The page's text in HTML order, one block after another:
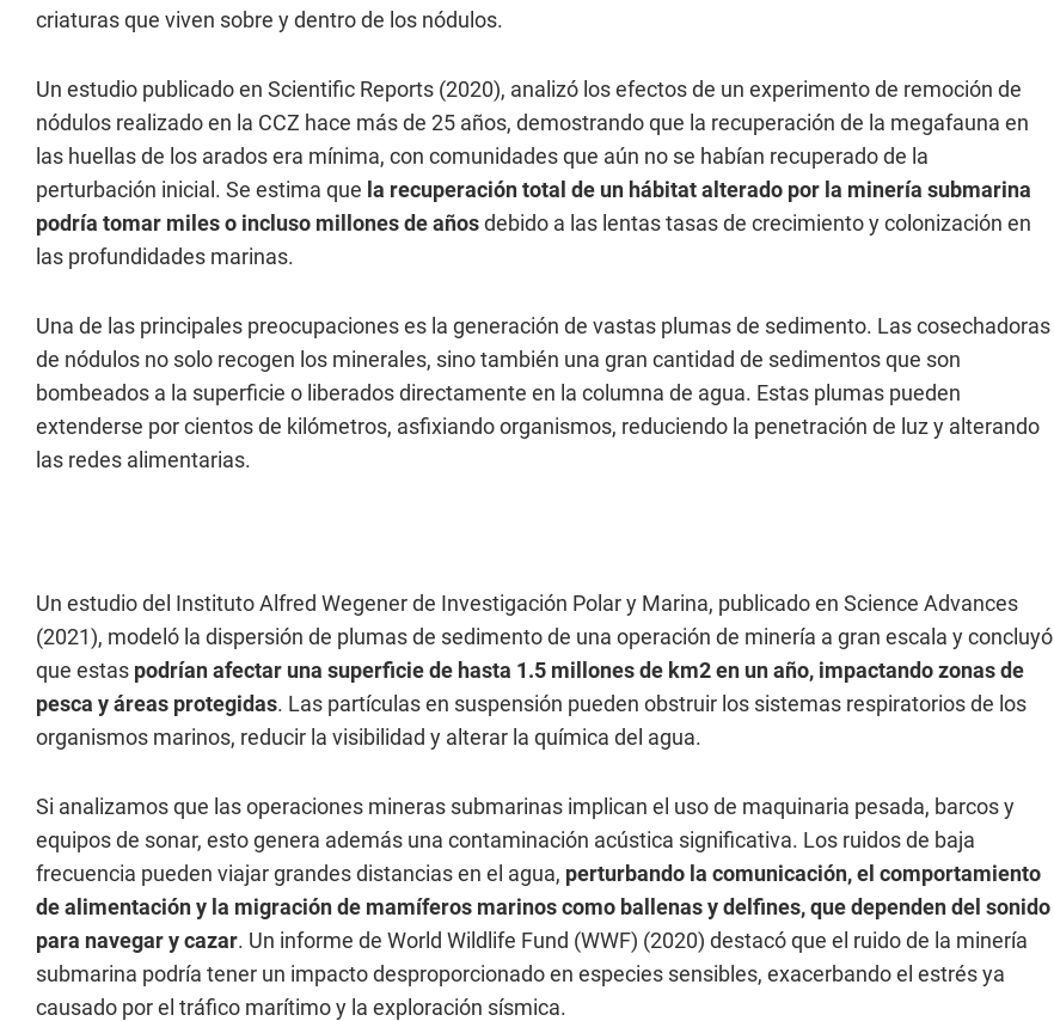
criaturas que viven sobre y dentro de los nódulos.
Un estudio publicado en Scientific Reports (2020), analizó los efectos de un experimento de remoción de
nódulos realizado en la CCZ hace más de 25 años, demostrando que la recuperación de la megafauna en
las huellas de los arados era mínima, con comunidades que aún no se habían recuperado de la
perturbación inicial. Se estima que la recuperación total de un hábitat alterado por la minería submarina
podría tomar miles o incluso millones de añosdebido a las lentas tasas de crecimiento y colonización en
las profundidades marinas.
Una de las principales preocupaciones es la generación de vastas plumas de sedimento. Las cosechadoras
de nódulos no solo recogen los minerales, sino también una gran cantidad de sedimentos que son
bombeados a la superficie o liberados directamente en la columna de agua. Estas plumas pueden
extenderse por cientos de kilómetros, asfixiando organismos, reduciendo la penetración de luz y alterando
las redes alimentarias.
Un estudio del Instituto Alfred Wegener de Investigación Polar y Marina, publicado en Science Advances
(2021), modeló la dispersión de plumas de sedimento de una operación de minería a gran escala y concluyó
que estas podrían afectar una superficie de hasta 1.5 millones de km2 en un año, impactando zonas de
pesca y áreas protegidas. Las partículas en suspensión pueden obstruir los sistemas respiratorios de los
organismos marinos, reducir la visibilidad y alterar la química del agua.
Si analizamos que las operaciones mineras submarinas implican el uso de maquinaria pesada, barcos y
equipos de sonar, esto genera además una contaminación acústica significativa. Los ruidos de baja
frecuencia pueden viajar grandes distancias en el agua, perturbando la comunicación, el comportamiento
de alimentación y la migración de mamíferos marinos como ballenas y delfines, que dependen del sonido
para navegar y cazar. Un informe de World Wildlife Fund (WWF) (2020) destacó que el ruido de la minería
submarina podría tener un impacto desproporcionado en especies sensibles, exacerbando el estrés ya
causado por el tráfico marítimo y la exploración sísmica.